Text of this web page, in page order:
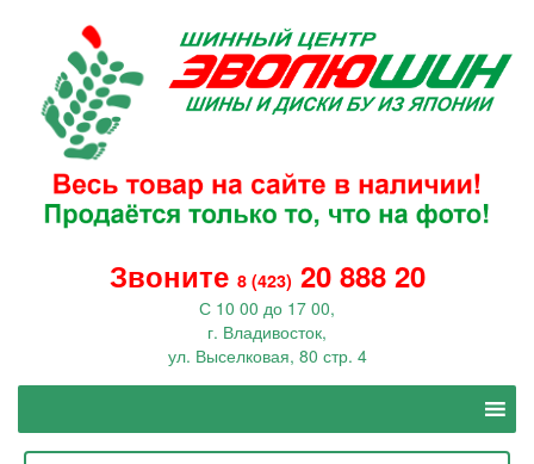
Звоните 8 (423) 20 888 20
С 10 00 до 17 00,
г. Владивосток,
ул. Выселковая, 80 стр. 4